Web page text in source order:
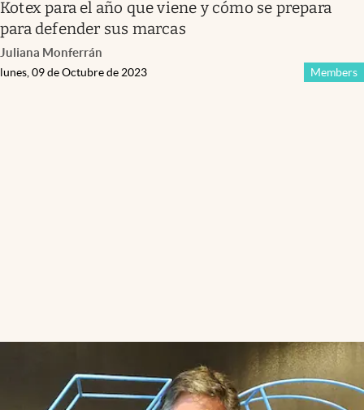
Kotex para el año que viene y cómo se prepara
para defender sus marcas
Juliana Monferrán
Members
lunes, 09 de Octubre de 2023